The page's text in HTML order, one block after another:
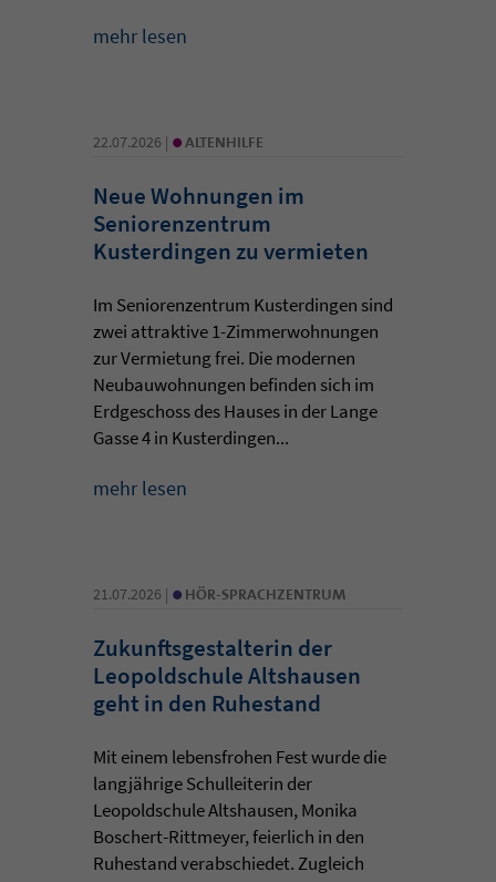
mehr lesen
22.07.2026 | •ALTENHILFE
Neue Wohnungen im
Seniorenzentrum
Kusterdingen zu vermieten
Im Seniorenzentrum Kusterdingen sind
zwei attraktive 1-Zimmerwohnungen
zur Vermietung frei. Die modernen
Neubauwohnungen befinden sich im
Erdgeschoss des Hauses in der Lange
Gasse 4 in Kusterdingen...
mehr lesen
21.07.2026 | • HÖR-SPRACHZENTRUM
Zukunftsgestalterin der
Leopoldschule Altshausen
geht in den Ruhestand
Mit einem lebensfrohen Fest wurde die
langjährige Schulleiterin der
Leopoldschule Altshausen, Monika
Boschert-Rittmeyer, feierlich in den
Ruhestand verabschiedet. Zugleich